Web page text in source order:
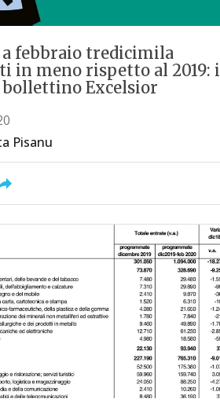
a febbraio tredicimila
in meno rispetto al 2019: i
bollettino Excelsior
Pisanu